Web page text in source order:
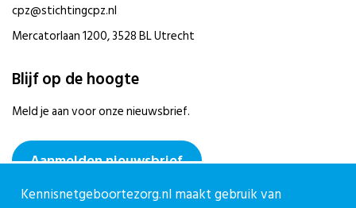
cpz@stichtingcpz.nl
Mercatorlaan 1200, 3528 BL Utrecht
Blijf op de hoogte
Meld je aan voor onze nieuwsbrief.
Aanmelden nieuwsbrief
Kennisnetgeboortezorg.nl maakt gebruik van